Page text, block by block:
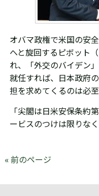
オバマ政権で米国の安
へと旋回するピボット（
れ、「外交のバイデン
就任すれば、日本政府
担を求めてくるのは必至
「尖閣は日米安保条約
ービスのつけは限りなく
« 前のページ